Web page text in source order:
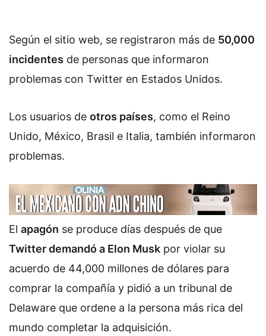
Según el sitio web, se registraron más de 50,000
incidentes de personas que informaron
problemas con Twitter en Estados Unidos.
Los usuarios de otros países, como el Reino
Unido, México, Brasil e Italia, también informaron
problemas.
El apagón se produce días después de que
Twitter demandó a Elon Musk por violar su
acuerdo de 44,000 millones de dólares para
comprar la compañía y pidió a un tribunal de
Delaware que ordene a la persona más rica del
mundo completar la adquisición.